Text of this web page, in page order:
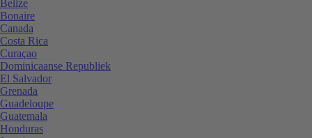
Belize
Bonaire
Canada
Costa Rica
Curaçao
Dominicaanse Republiek
El Salvador
Grenada
Guadeloupe
Guatemala
Honduras